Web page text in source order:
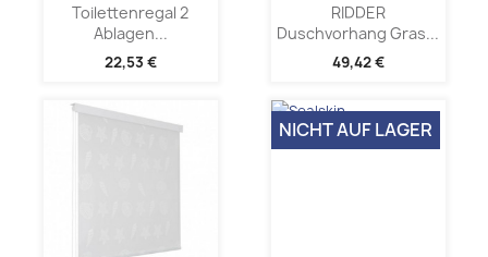
Toilettenregal 2
Ablagen...
22,53 €
RIDDER
Duschvorhang Gras...
49,42 €
NICHT AUF LAGER